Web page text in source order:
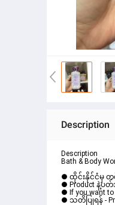
Description
Description
Bath & Body
● ထိုင်းနိုင်ငံမှ တ
● Product နဲ့ပ
● If you want
● သတိပြုရန် -